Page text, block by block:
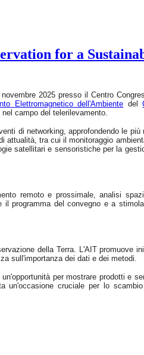
for a
2025 presso il Centro
Elettromagnetico dell'Ambiente del
campo del telerilevamento.
di networking, approfondendo le più
tra cui il monitoraggio
satellitari e sensoristiche per la
remoto e prossimale, analisi
il programma del convegno e a
della Terra. L'AIT promuove
sull'importanza dei dati e dei metodi.
per mostrare prodotti e
un'occasione cruciale per lo